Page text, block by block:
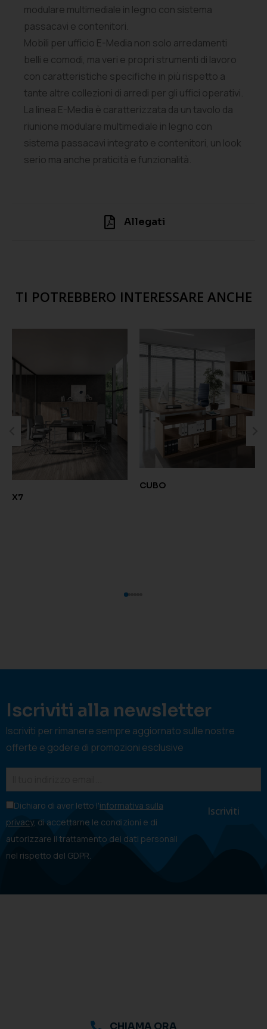
modulare multimediale in legno con sistema
passacavi e contenitori.
Mobili per ufficio E-Media non solo arredamenti
belli e comodi, ma veri e propri strumenti di lavoro
con caratteristiche specifiche in più rispetto a
tante altre collezioni di arredi per gli uffici operativi.
La linea E-Media è caratterizzata da un tavolo da
riunione modulare multimediale in legno con
sistema passacavi integrato e contenitori, un look
serio ma anche praticità e funzionalità.
Allegati
TI POTREBBERO INTERESSARE ANCHE
X7
CUBO
Iscriviti alla newsletter
Iscriviti per rimanere sempre aggiornato sulle nostre
offerte e godere di promozioni esclusive
Dichiaro di aver letto l'informativa sulla
privacy, di accettarne le condizioni e di
autorizzare il trattamento dei dati personali
nel rispetto del GDPR.
CHIAMA ORA